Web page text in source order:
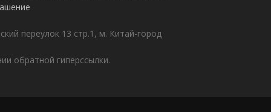
переулок 13 стр.1, м. Китай-город
обратной гиперссылки.